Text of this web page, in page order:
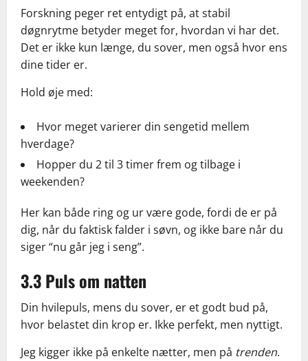
Forskning peger ret entydigt på, at stabil
døgnrytme betyder meget for, hvordan vi har det.
Det er ikke kun længe, du sover, men også hvor ens
dine tider er.
Hold øje med:
Hvor meget varierer din sengetid mellem
hverdage?
Hopper du 2 til 3 timer frem og tilbage i
weekenden?
Her kan både ring og ur være gode, fordi de er på
dig, når du faktisk falder i søvn, og ikke bare når du
siger “nu går jeg i seng”.
3.3 Puls om natten
Din hvilepuls, mens du sover, er et godt bud på,
hvor belastet din krop er. Ikke perfekt, men nyttigt.
Jeg kigger ikke på enkelte nætter, men på trenden.